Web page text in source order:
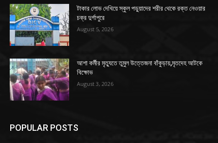
টাকার লোভ দেখিয়ে স্কুল পড়ুয়াদের শরীর থেকে রক্ত নেওয়ার
চক্র দুর্গাপুরে
August 5, 2026
আশা কর্মীর মৃত্যুতে তুমুল উত্তেজনা বাঁকুড়ায়,মৃতদেহ আটকে
বিক্ষোভ
August 3, 2026
POPULAR POSTS